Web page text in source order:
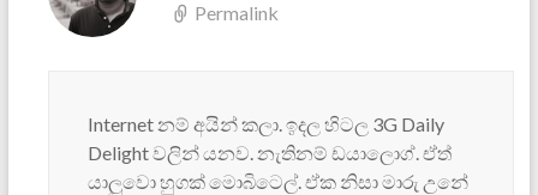
Permalink
Internet නම් අයින් කලා. ඉදල හිටල 3G Daily
Delight වලින් යනව. නැතිනම් ඩයාලොග්. ඒත්
යාලුවො හුගක් මොබිටෙල්. ඒක නිසා මාරු උනේ